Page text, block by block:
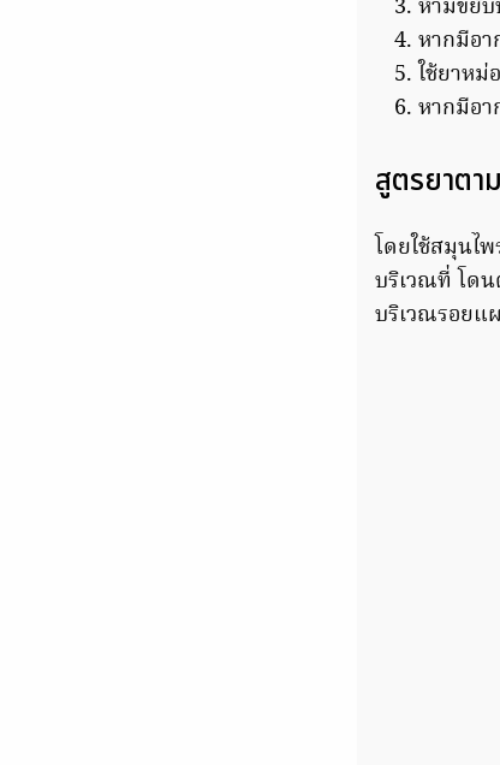
ห้ามขยั
หากมีอา
ใช้ยาห
หากมีอา
สูตรยาต
โดยใช้สมุนไ
บริเวณที่ โดน
บริเวณรอยแ